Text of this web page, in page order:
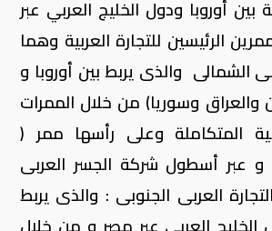
بين أوروبا ودول الخليج العربي عبر
الرئيسين للتجارة العربية وهما
الشمالى والذى يربط بين أوروبا و
والعراق وسوريا) من خلال الممرات
المتكاملة وعلى رأسها ممر (
عبر أسطول شركة الجسر العربى
العربى الجنوبى : والذى يربط